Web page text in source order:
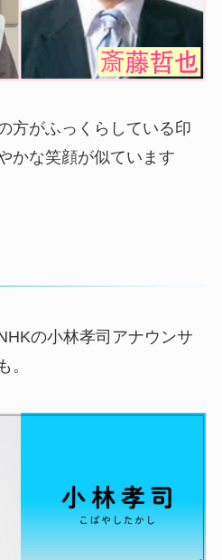
方がふっくらしている印
かな笑顔が似ています
の小林孝司アナウンサ
。